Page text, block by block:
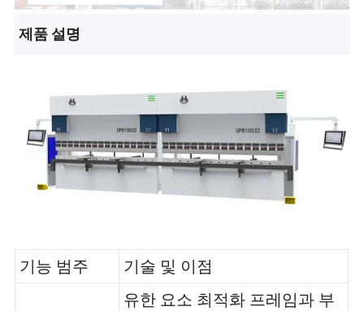
제품 설명
기능 범주 기술 및 이점
유한 요소 최적화 프레임과 부